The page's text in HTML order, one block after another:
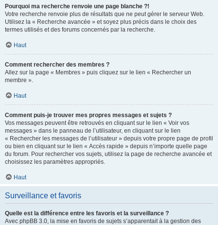
Pourquoi ma recherche renvoie une page blanche ?!
Votre recherche renvoie plus de résultats que ne peut gérer le serveur Web.
Utilisez la « Recherche avancée » et soyez plus précis dans le choix des
termes utilisés et des forums concernés par la recherche.
Haut
Comment rechercher des membres ?
Allez sur la page « Membres » puis cliquez sur le lien « Rechercher un
membre ».
Haut
Comment puis-je trouver mes propres messages et sujets ?
Vos messages peuvent être retrouvés en cliquant sur le lien « Voir vos
messages » dans le panneau de l’utilisateur, en cliquant sur le lien
« Rechercher les messages de l’utilisateur » depuis votre propre page de profil
ou bien en cliquant sur le lien « Accès rapide » depuis n’importe quelle page
du forum. Pour rechercher vos sujets, utilisez la page de recherche avancée et
choisissez les paramètres appropriés.
Haut
Surveillance et favoris
Quelle est la différence entre les favoris et la surveillance ?
Avec phpBB 3.0, la mise en favoris de sujets s’apparentait à la gestion des